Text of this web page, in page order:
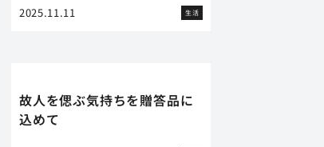
2025.11.11 生活
故人を偲ぶ気持ちを贈答品に
込めて